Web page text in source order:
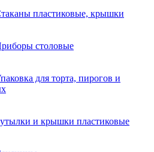
пластиковые, крышки
столовые
для торта, пирогов и
и крышки пластиковые